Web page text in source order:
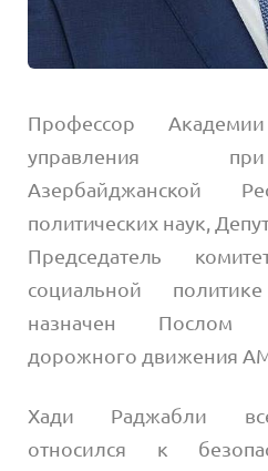
Профессор Академии
управления
Азербайджанской
политических наук,
Председатель
социальной
назначен Послом
дорожного движения
Хади Раджабли
относился к